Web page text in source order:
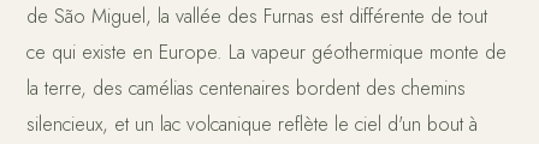
de São Miguel, la vallée des Furnas est différente de tout
ce qui existe en Europe. La vapeur géothermique monte de
la terre, des camélias centenaires bordent des chemins
silencieux, et un lac volcanique reflète le ciel d'un bout à